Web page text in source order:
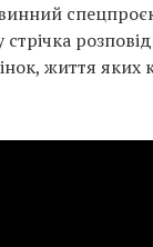
життя яких